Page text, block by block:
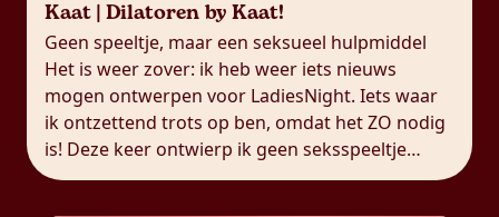
Kaat | Dilatoren by Kaat!
Geen speeltje, maar een seksueel hulpmiddel
Het is weer zover: ik heb weer iets nieuws
mogen ontwerpen voor LadiesNight. Iets waar
ik ontzettend trots op ben, omdat het ZO nodig
is! Deze keer ontwierp ik geen seksspeeltje
(zoals mijn DailyKaat), maar een seksueel